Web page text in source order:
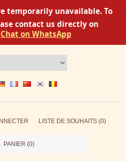
temporarily unavailable. To
contact us directly on
Chat on WhatsApp
LISTE DE SOUHAITS (0)
PANIER (0)